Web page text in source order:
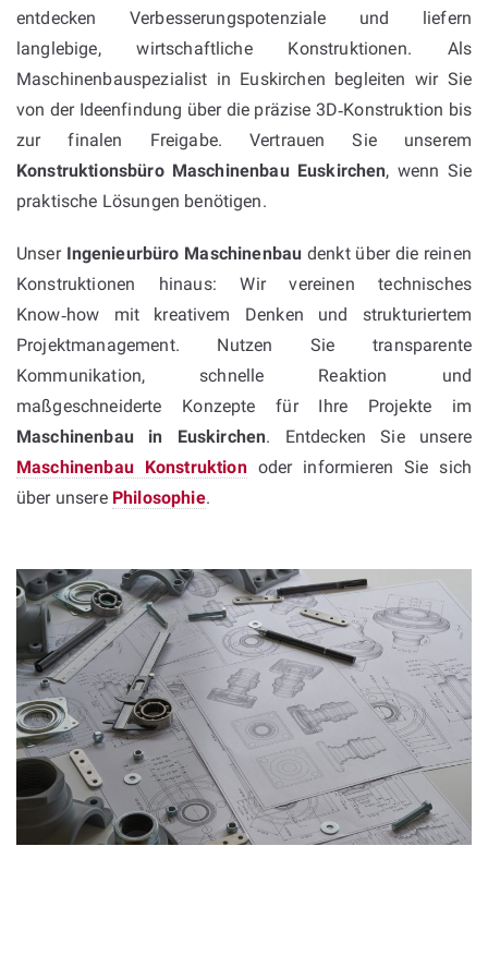
entdecken Verbesserungspotenziale und liefern
langlebige, wirtschaftliche Konstruktionen. Als
Maschinenbauspezialist in Euskirchen begleiten wir Sie
von der Ideenfindung über die präzise 3D‑Konstruktion bis
zur finalen Freigabe. Vertrauen Sie unserem
Konstruktionsbüro Maschinenbau Euskirchen, wenn Sie
praktische Lösungen benötigen.
Unser Ingenieurbüro Maschinenbau denkt über die reinen
Konstruktionen hinaus: Wir vereinen technisches
Know‑how mit kreativem Denken und strukturiertem
Projektmanagement. Nutzen Sie transparente
Kommunikation, schnelle Reaktion und
maßgeschneiderte Konzepte für Ihre Projekte im
Maschinenbau in Euskirchen. Entdecken Sie unsere
Maschinenbau Konstruktionoder informieren Sie sich
über unsere Philosophie.